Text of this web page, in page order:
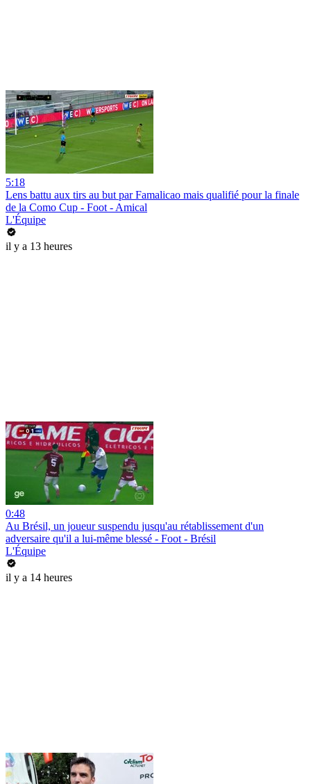
5:18
Lens battu aux tirs au but par Famalicao mais qualifié pour la finale
de la Como Cup - Foot - Amical
L'Équipe
il y a 13 heures
0:48
Au Brésil, un joueur suspendu jusqu'au rétablissement d'un
adversaire qu'il a lui-même blessé - Foot - Brésil
L'Équipe
il y a 14 heures